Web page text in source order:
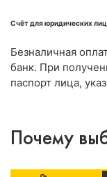
Счёт для юридических лиц
Безналичная
банк. При
паспорт лица,
Почему